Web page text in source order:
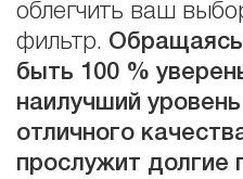
облегчить ваш
фильтр.
быть 100 %
наилучший
отличного
прослужит долгие